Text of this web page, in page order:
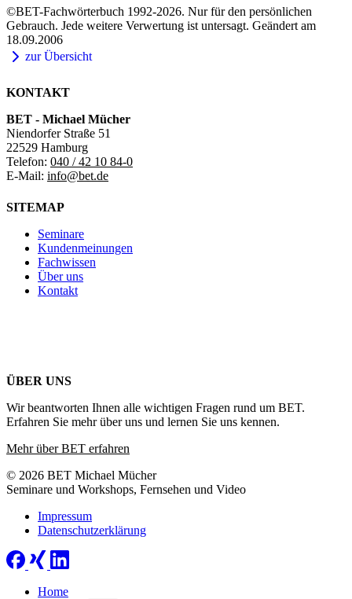
©BET-Fachwörterbuch 1992-2026. Nur für den persönlichen
Gebrauch. Jede weitere Verwertung ist untersagt. Geändert am
18.09.2006
zur Übersicht
KONTAKT
BET - Michael Mücher
Niendorfer Straße 51
22529 Hamburg
Telefon: 040 / 42 10 84-0
E-Mail: info@bet.de
SITEMAP
Seminare
Kundenmeinungen
Fachwissen
Über uns
Kontakt
ÜBER UNS
Wir beantworten Ihnen alle wichtigen Fragen rund um BET.
Erfahren Sie mehr über uns und lernen Sie uns kennen.
Mehr über BET erfahren
© 2026 BET Michael Mücher
Seminare und Workshops, Fernsehen und Video
Impressum
Datenschutzerklärung
Home